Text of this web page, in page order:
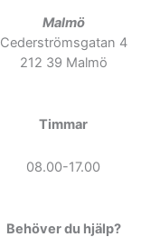
Malmö
Cederströmsgatan 4
212 39 Malmö
Timmar
08.00-17.00
Behöver du hjälp?